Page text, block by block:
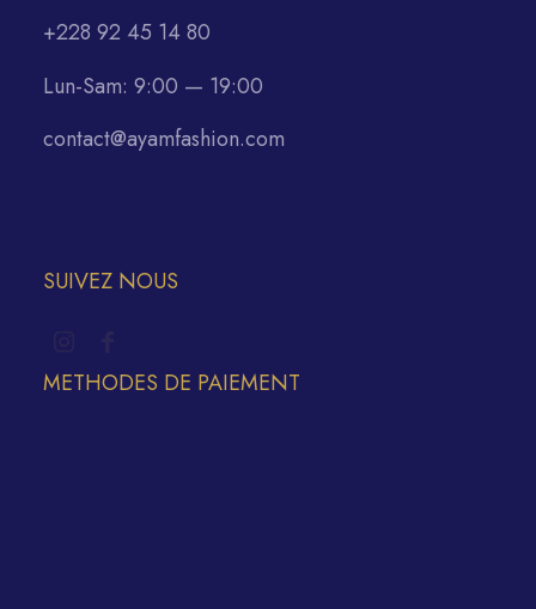
+228 92 45 14 80
Lun-Sam: 9:00 — 19:00
contact@ayamfashion.com
SUIVEZ NOUS
METHODES DE PAIEMENT